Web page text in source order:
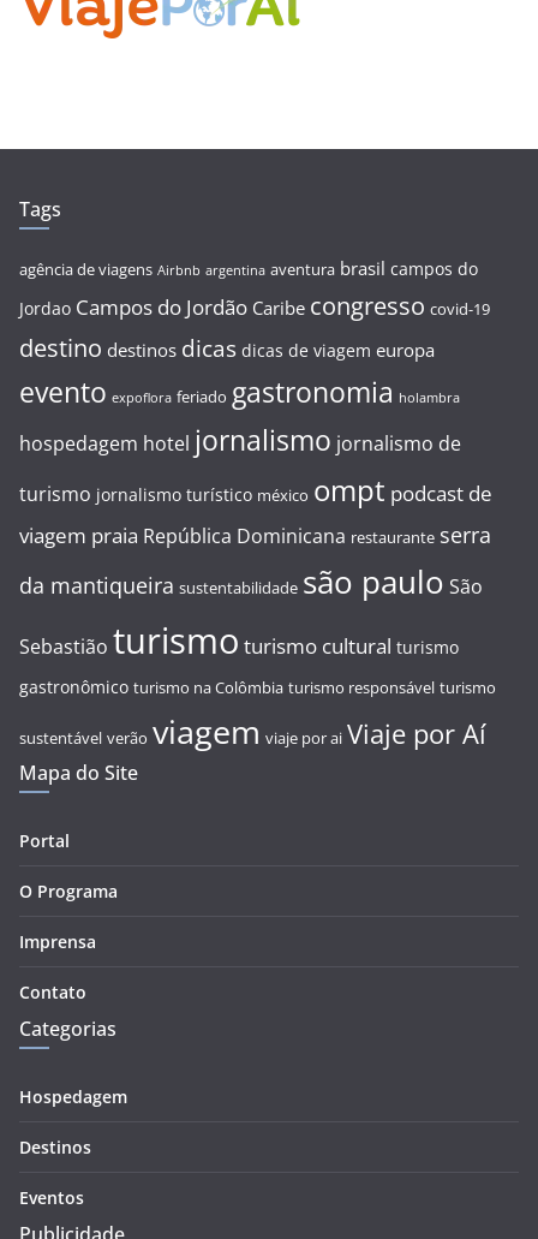
Tags
agência de viagens Airbnb argentina aventura brasil campos do
Jordao Campos do Jordão Caribe congresso covid-19
destino destinos dicas dicas de viagem europa
evento expoflora feriado gastronomia holambra
hospedagem hotel jornalismo jornalismo de
turismo jornalismo turístico méxico ompt podcast de
viagem praia República Dominicana restaurante serra
da mantiqueira sustentabilidade são paulo São
Sebastião turismo turismo cultural turismo
gastronômico turismo na Colômbia turismo responsável turismo
sustentável verão viagem viaje por ai Viaje por Aí
Mapa do Site
Portal
O Programa
Imprensa
Contato
Categorias
Hospedagem
Destinos
Eventos